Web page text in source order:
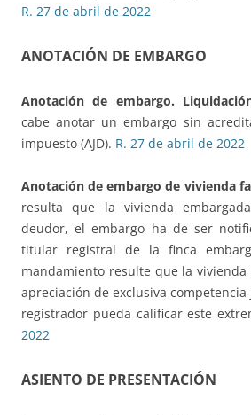
R. 27 de abril de 2022
ANOTACIÓN DE EMBARGO
Anotación de embargo.
cabe anotar un embargo sin
impuesto (AJD). R. 27 de abril de 2022
Anotación de embargo de vivienda
resulta que la vivienda
deudor, el embargo ha de ser
titular registral de la finca
mandamiento resulte que la
apreciación de exclusiva
registrador pueda calificar este
2022
ASIENTO DE PRESENTACIÓN